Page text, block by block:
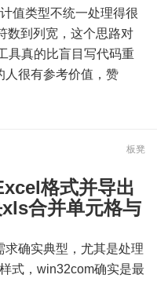
值类型不统一处理得很
数到列宽，这个思路对
具真的比盲目写代码重
人很有参考价值，赞
板凳
格式并导出
合并单元格与
确实典型，尤其是处理
式，win32com确实是最